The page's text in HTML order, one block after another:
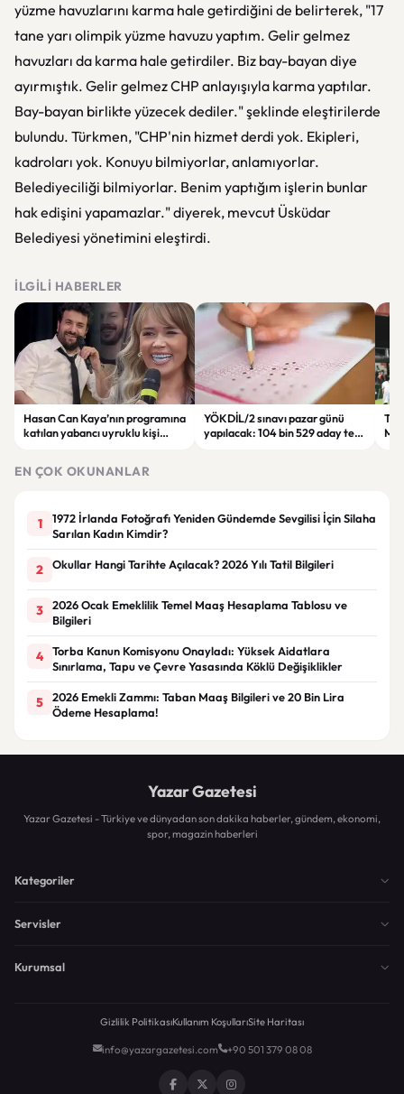
yüzme havuzlarını karma hale getirdiğini de belirterek, "17
tane yarı olimpik yüzme havuzu yaptım. Gelir gelmez
havuzları da karma hale getirdiler. Biz bay-bayan diye
ayırmıştık. Gelir gelmez CHP anlayışıyla karma yaptılar.
Bay-bayan birlikte yüzecek dediler." şeklinde eleştirilerde
bulundu. Türkmen, "CHP'nin hizmet derdi yok. Ekipleri,
kadroları yok. Konuyu bilmiyorlar, anlamıyorlar.
Belediyeciliği bilmiyorlar. Benim yaptığım işlerin bunlar
hak edişini yapamazlar." diyerek, mevcut Üsküdar
Belediyesi yönetimini eleştirdi.
İLGILI HABERLER
Hasan Can Kaya’nın programına
katılan yabancı uyruklu kişi
YÖKDİL/2 sınavı pazar günü
yapılacak: 104 bin 529 aday ter
EN ÇOK OKUNANLAR
1
1972 İrlanda Fotoğrafı Yeniden Gündemde Sevgilisi İçin Silaha
Sarılan Kadın Kimdir?
2 Okullar Hangi Tarihte Açılacak? 2026 Yılı Tatil Bilgileri
3
2026 Ocak Emeklilik Temel Maaş Hesaplama Tablosu ve
Bilgileri
4
Torba Kanun Komisyonu Onayladı: Yüksek Aidatlara
Sınırlama, Tapu ve Çevre Yasasında Köklü Değişiklikler
5
2026 Emekli Zammı: Taban Maaş Bilgileri ve 20 Bin Lira
Ödeme Hesaplama!
Yazar Gazetesi
Yazar Gazetesi - Türkiye ve dünyadan son dakika haberler, gündem, ekonomi,
spor, magazin haberleri
Kategoriler
Servisler
Kurumsal
Gizlilik PolitikasıKullanım KoşullarıSite Haritası
info@yazargazetesi.com +90 501 379 08 08